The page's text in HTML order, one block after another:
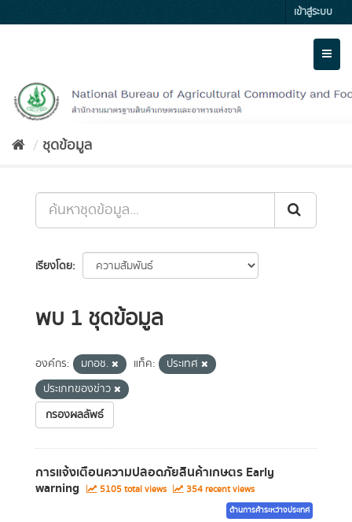
to
เข้าสู่ระบบ
ชุดข้อมูล
เรียงโดย
พบ 1 ชุดข้อมูล
องค์กร: มกอช. แท็ค:
ประเทศ
ประเภทของข่าว
กรองผลลัพธ์
การแจ้งเตือนความปลอดภัยสินค้าเกษตร Early
warning 5105 total views 354 recent views
ด้านการค้าระหว่างประเทศ